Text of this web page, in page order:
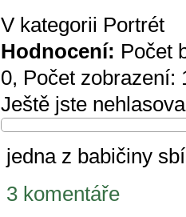
V kategorii Portrét
Hodnocení: Počet
0, Počet zobrazení:
Ještě jste
jedna z babičiny
3 komentáře